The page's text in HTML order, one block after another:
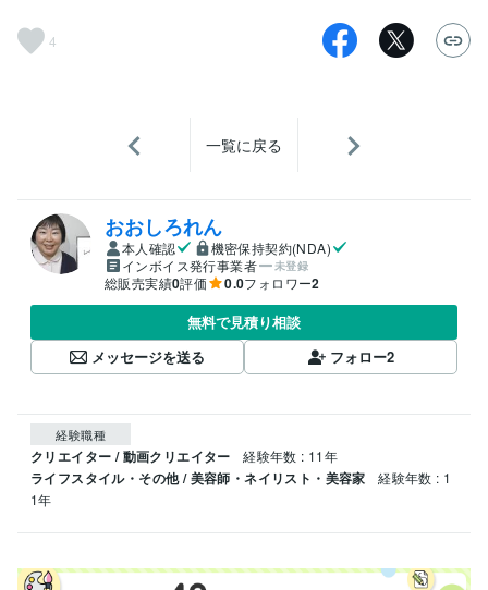
4
一覧に戻る
おおしろれん
本人確認
機密保持契約(NDA)
インボイス発行事業者
未登録
総販売実績0評価 0.0フォロワー2
無料で見積り相談
メッセージを送る
フォロー2
経験職種
クリエイター / 動画クリエイター 経験年数 : 11年
ライフスタイル・その他 / 美容師・ネイリスト・美容家
経験年数 : 1
1年